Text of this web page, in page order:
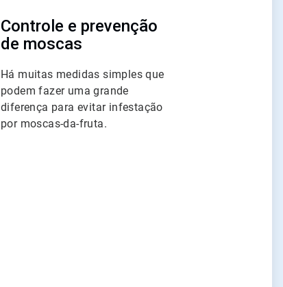
Controle e prevenção
de moscas
Há muitas medidas simples que
podem fazer uma grande
diferença para evitar infestação
por moscas-da-fruta.